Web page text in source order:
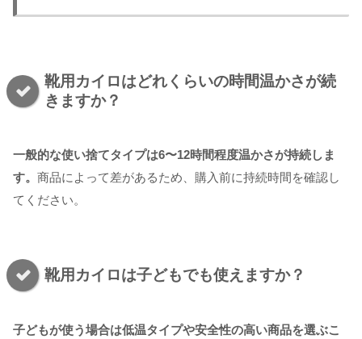
靴用カイロはどれくらいの時間温かさが続
きますか？
一般的な使い捨てタイプは6〜12時間程度温かさが持続しま
す。 商品によって差があるため、購入前に持続時間を確認し
てください。
靴用カイロは子どもでも使えますか？
子どもが使う場合は低温タイプや安全性の高い商品を選ぶこ